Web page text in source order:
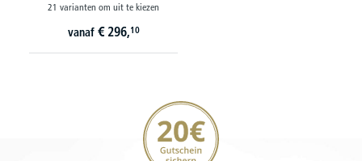
21 varianten om uit te kiezen
vanaf € 296,10
20€ korting verzekeren